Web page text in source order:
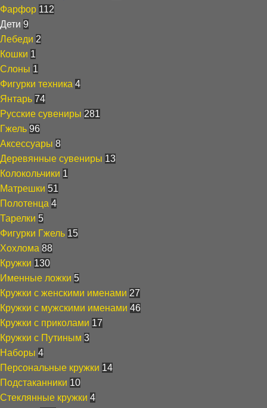
Фарфор 112
Дети 9
Лебеди 2
Кошки 1
Слоны 1
Фигурки техника 4
Янтарь 74
Русские сувениры 281
Гжель 96
Аксессуары 8
Деревянные сувениры 13
Колокольчики 1
Матрешки 51
Полотенца 4
Тарелки 5
Фигурки Гжель 15
Хохлома 88
Кружки 130
Именные ложки 5
Кружки с женскими именами 27
Кружки с мужскими именами 46
Кружки с приколами 17
Кружки с Путиным 3
Наборы 4
Персональные кружки 14
Подстаканники 10
Стеклянные кружки 4